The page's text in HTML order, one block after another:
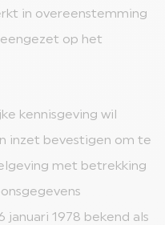
in overeenstemming
op het
kennisgeving wil
inzet bevestigen om te
met betrekking
januari 1978 bekend als